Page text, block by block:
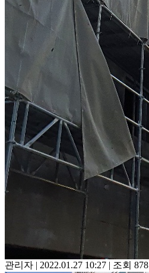
관리자 | 2022.01.27 10:27 | 조회 878